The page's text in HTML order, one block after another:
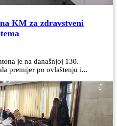
KM za zdravstveni
je na današnjoj 130.
premijer po ovlaštenju i...